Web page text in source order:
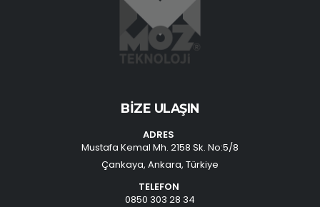
BİZE ULAŞIN
ADRES
Mustafa Kemal Mh. 2158 Sk. No:5/8
Çankaya, Ankara, Türkiye
TELEFON
0850 303 28 34